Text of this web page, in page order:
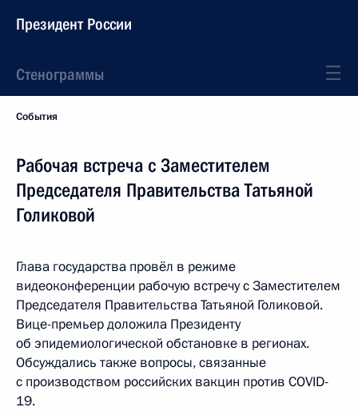
Президент России
Стенограммы
События
Рабочая встреча с Заместителем
Председателя Правительства Татьяной
Голиковой
Глава государства провёл в режиме
видеоконференции рабочую встречу с Заместителем
Председателя Правительства Татьяной Голиковой.
Вице-премьер доложила Президенту
об эпидемиологической обстановке в регионах.
Обсуждались также вопросы, связанные
с производством российских вакцин против COVID-
19.